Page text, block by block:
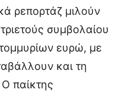
ρεπορτάζ μιλούν
συμβολαίου
ευρώ, με
και τη
παίκτης